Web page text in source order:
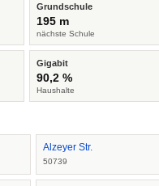
Grundschule
195 m
nächste Schule
Gigabit
90,2 %
Haushalte
Alzeyer Str.
50739